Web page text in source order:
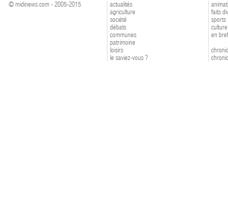
© midinews.com - 2005-2015
actualités
agriculture
société
débats
communes
patrimoine
loisirs
le saviez-vous ?
faits
sports
culture
en bref